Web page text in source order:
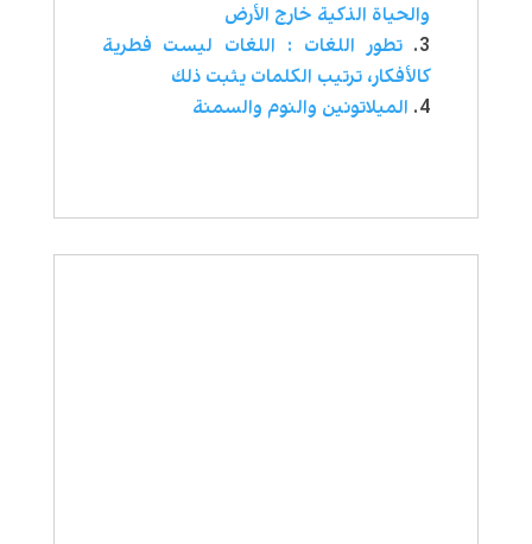
والحياة الذكية خارج الأرض
تطور اللغات : اللغات ليست فطرية
كالأفكار، ترتيب الكلمات يثبت ذلك
الميلاتونين والنوم والسمنة